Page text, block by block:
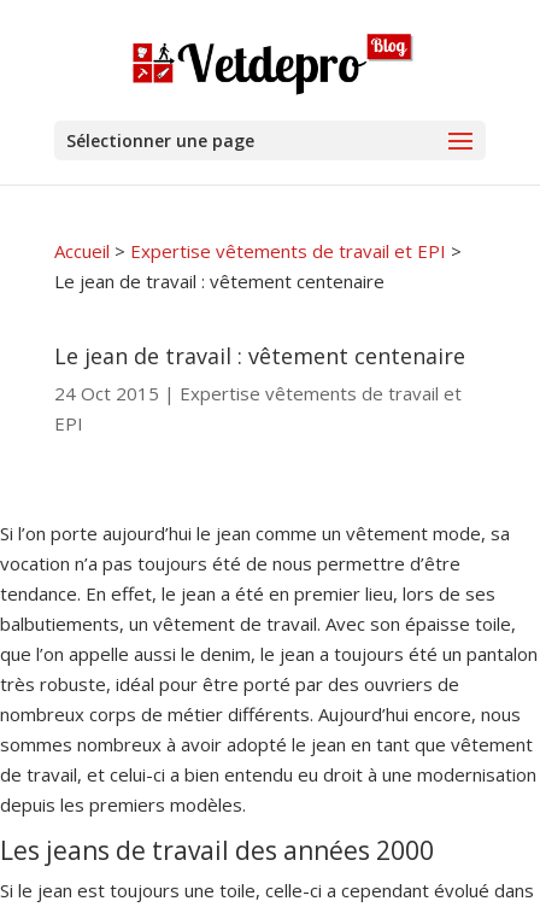
Sélectionner une page
Accueil > Expertise vêtements de travail et EPI >
Le jean de travail : vêtement centenaire
Le jean de travail : vêtement centenaire
24 Oct 2015 | Expertise vêtements de travail et
EPI
Si l’on porte aujourd’hui le jean comme un vêtement mode, sa
vocation n’a pas toujours été de nous permettre d’être
tendance. En effet, le jean a été en premier lieu, lors de ses
balbutiements, un vêtement de travail. Avec son épaisse toile,
que l’on appelle aussi le denim, le jean a toujours été un pantalon
très robuste, idéal pour être porté par des ouvriers de
nombreux corps de métier différents. Aujourd’hui encore, nous
sommes nombreux à avoir adopté le jean en tant que vêtement
de travail, et celui-ci a bien entendu eu droit à une modernisation
depuis les premiers modèles.
Les jeans de travail des années 2000
Si le jean est toujours une toile, celle-ci a cependant évolué dans